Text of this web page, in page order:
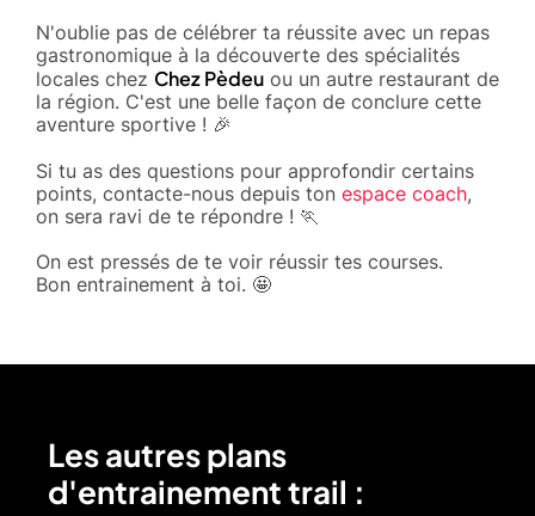
N'oublie pas de célébrer ta réussite avec un repas
gastronomique à la découverte des spécialités
locales chez Chez Pèdeu ou un autre restaurant de
la région. C'est une belle façon de conclure cette
aventure sportive ! 🎉
Si tu as des questions pour approfondir certains
points, contacte-nous depuis ton espace coach,
on sera ravi de te répondre ! 🏃
On est pressés de te voir réussir tes courses.
Bon entrainement à toi. 🤩
Les autres plans
d'entrainement trail :